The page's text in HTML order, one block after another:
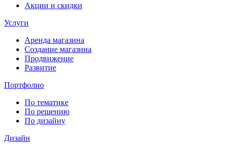
Акции и скидки
Услуги
Аренда магазина
Создание магазина
Продвижение
Развитие
Портфолио
По тематике
По решению
По дизайну
Дизайн